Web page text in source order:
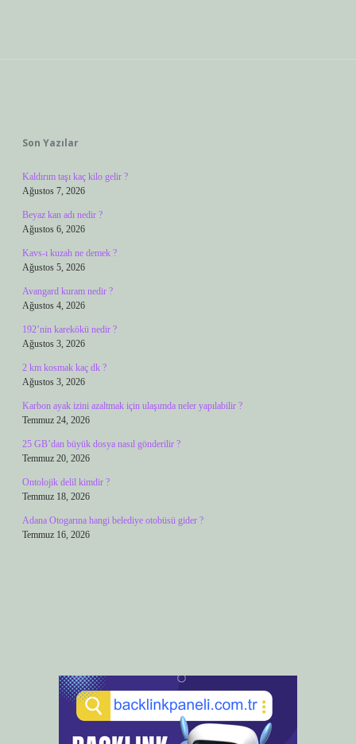
Son Yazılar
Kaldırım taşı kaç kilo gelir ?
Ağustos 7, 2026
Beyaz kan adı nedir ?
Ağustos 6, 2026
Kavs-ı kuzah ne demek ?
Ağustos 5, 2026
Avangard kuram nedir ?
Ağustos 4, 2026
192’nin karekökü nedir ?
Ağustos 3, 2026
2 km kosmak kaç dk ?
Ağustos 3, 2026
Karbon ayak izini azaltmak için ulaşımda neler yapılabilir ?
Temmuz 24, 2026
25 GB’dan büyük dosya nasıl gönderilir ?
Temmuz 20, 2026
Ontolojik delil kimdir ?
Temmuz 18, 2026
Adana Otogarına hangi belediye otobüsü gider ?
Temmuz 16, 2026